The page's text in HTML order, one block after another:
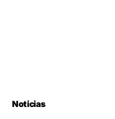
Noticias